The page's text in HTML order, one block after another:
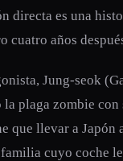
directa es una
cuatro años
Jung-seok
la plaga zombie
que llevar a
cuyo coche